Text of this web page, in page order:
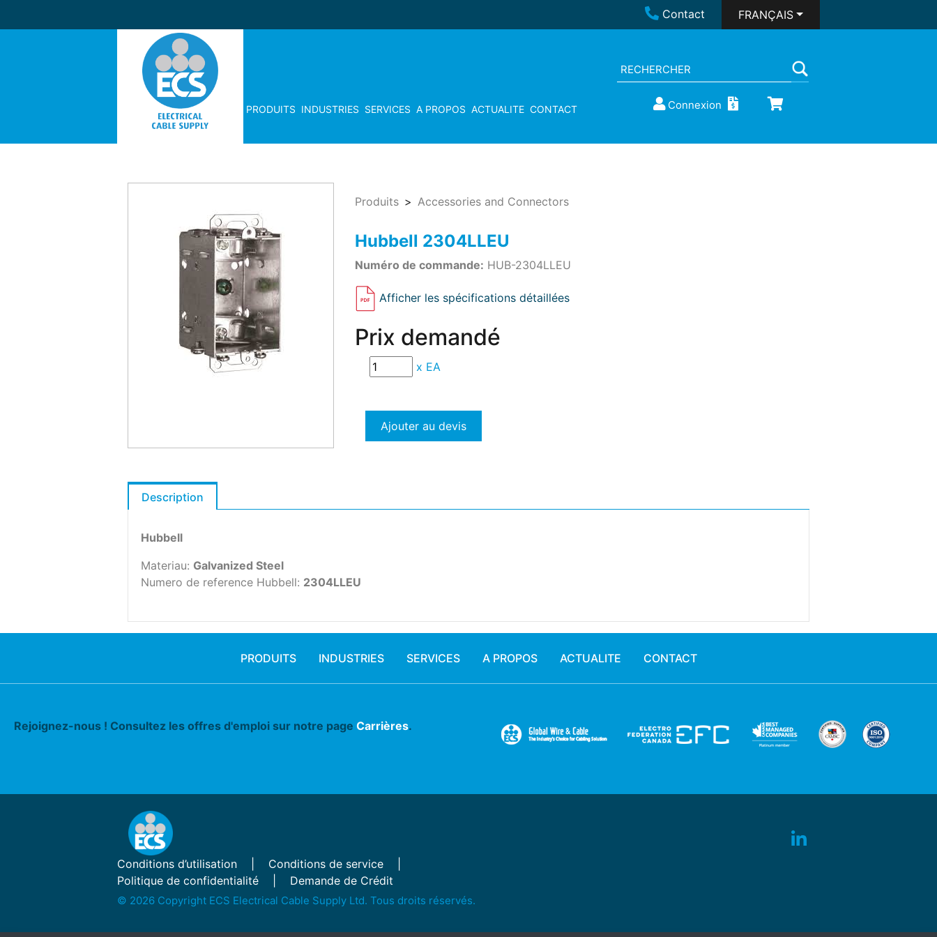
Contact FRANÇAIS
PRODUITS INDUSTRIES SERVICES A PROPOS ACTUALITE CONTACT Connexion
Produits Accessories and Connectors
Hubbell 2304LLEU
Numéro de commande: HUB-2304LLEU
Afficher les spécifications détaillées
Prix demandé
x EA
Ajouter au devis
Description
Hubbell
Materiau: Galvanized Steel
Numero de reference Hubbell: 2304LLEU
PRODUITS INDUSTRIES SERVICES A PROPOS ACTUALITE CONTACT
Rejoignez-nous ! Consultez les offres d'emploi sur notre page Carrières.
Conditions d’utilisation
Conditions de service
Politique de confidentialité
Demande de Crédit
© 2026 Copyright ECS Electrical Cable Supply Ltd. Tous droits réservés.